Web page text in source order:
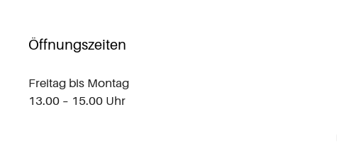
Öffnungszeiten
Freitag bis Montag
13.00 – 15.00 Uhr